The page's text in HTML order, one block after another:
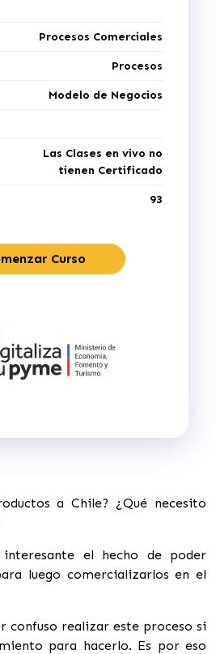
Procesos Comerciales
Procesos
Modelo de Negocios
Las Clases en vivo no
tienen Certificado
93
Curso
a Chile? ¿Qué necesito
interesante el hecho de poder
luego comercializarlos en el
confuso realizar este proceso si
para hacerlo. Es por eso